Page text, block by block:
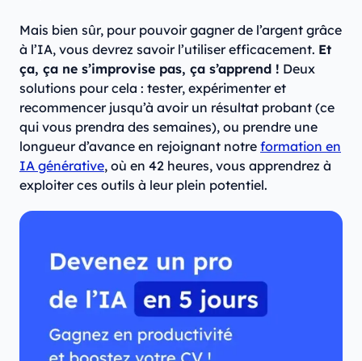
Mais bien sûr, pour pouvoir gagner de l’argent grâce
à l’IA, vous devrez savoir l’utiliser efficacement. Et
ça, ça ne s’improvise pas, ça s’apprend ! Deux
solutions pour cela : tester, expérimenter et
recommencer jusqu’à avoir un résultat probant (ce
qui vous prendra des semaines), ou prendre une
longueur d’avance en rejoignant notre formation en
IA générative, où en 42 heures, vous apprendrez à
exploiter ces outils à leur plein potentiel.